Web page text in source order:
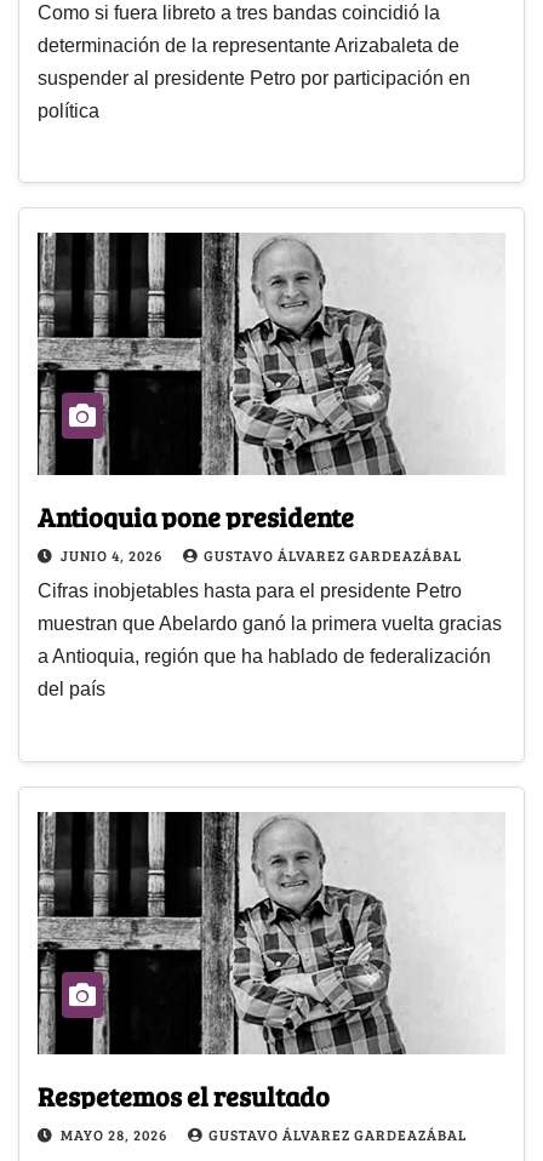
Como si fuera libreto a tres bandas coincidió la
determinación de la representante Arizabaleta de
suspender al presidente Petro por participación en
política
Antioquia pone presidente
JUNIO 4, 2026 GUSTAVO ÁLVAREZ GARDEAZÁBAL
Cifras inobjetables hasta para el presidente Petro
muestran que Abelardo ganó la primera vuelta gracias
a Antioquia, región que ha hablado de federalización
del país
Respetemos el resultado
MAYO 28, 2026 GUSTAVO ÁLVAREZ GARDEAZÁBAL